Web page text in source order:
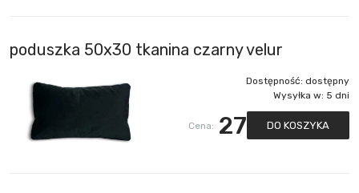
poduszka 50x30 tkanina czarny velur
Dostępność: dostępny
Wysyłka w: 5 dni
Cena: 27 DO KOSZYKA